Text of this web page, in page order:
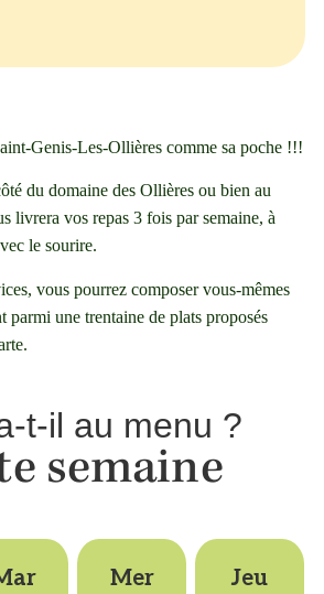
Genis-Les-Ollières comme sa poche !!!
du domaine des Ollières ou bien au
livrera vos repas 3 fois par semaine, à
le sourire.
vous pourrez composer vous-mêmes
parmi une trentaine de plats proposés
t-il au menu ?
semaine
Mer Jeu